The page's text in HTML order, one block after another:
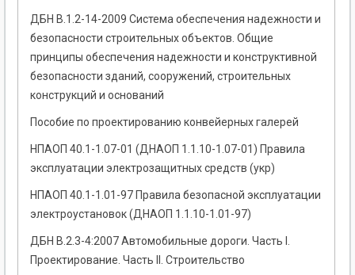
ДБН В.1.2-14-2009 Система обеспечения надежности и
безопасности строительных объектов. Общие
принципы обеспечения надежности и конструктивной
безопасности зданий, сооружений, строительных
конструкций и оснований
Пособие по проектированию конвейерных галерей
НПАОП 40.1-1.07-01 (ДНАОП 1.1.10-1.07-01) Правила
эксплуатации электрозащитных средств (укр)
НПАОП 40.1-1.01-97 Правила безопасной эксплуатации
электроустановок (ДНАОП 1.1.10-1.01-97)
ДБН В.2.3-4:2007 Автомобильные дороги. Часть І.
Проектирование. Часть ІІ. Строительство